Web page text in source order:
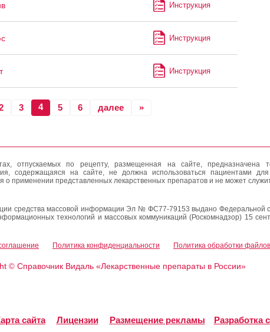
Инструкция
Инструкция
Инструкция
3 4 5 6 далее »
отпускаемых по рецепту, размещенная на сайте, предназначена
содержащаяся на сайте, не должна использоваться пациентами
о применении представленных лекарственных препаратов и не может
средства массовой информации Эл № ФС77-79153 выдано Федеральной
технологий и массовых коммуникаций (Роскомнадзор) 15
Политика конфиденциальности Политика обработки
©Справочник Видаль «Лекарственные препараты в России»
сайта Лицензии Размещение рекламы Разработка